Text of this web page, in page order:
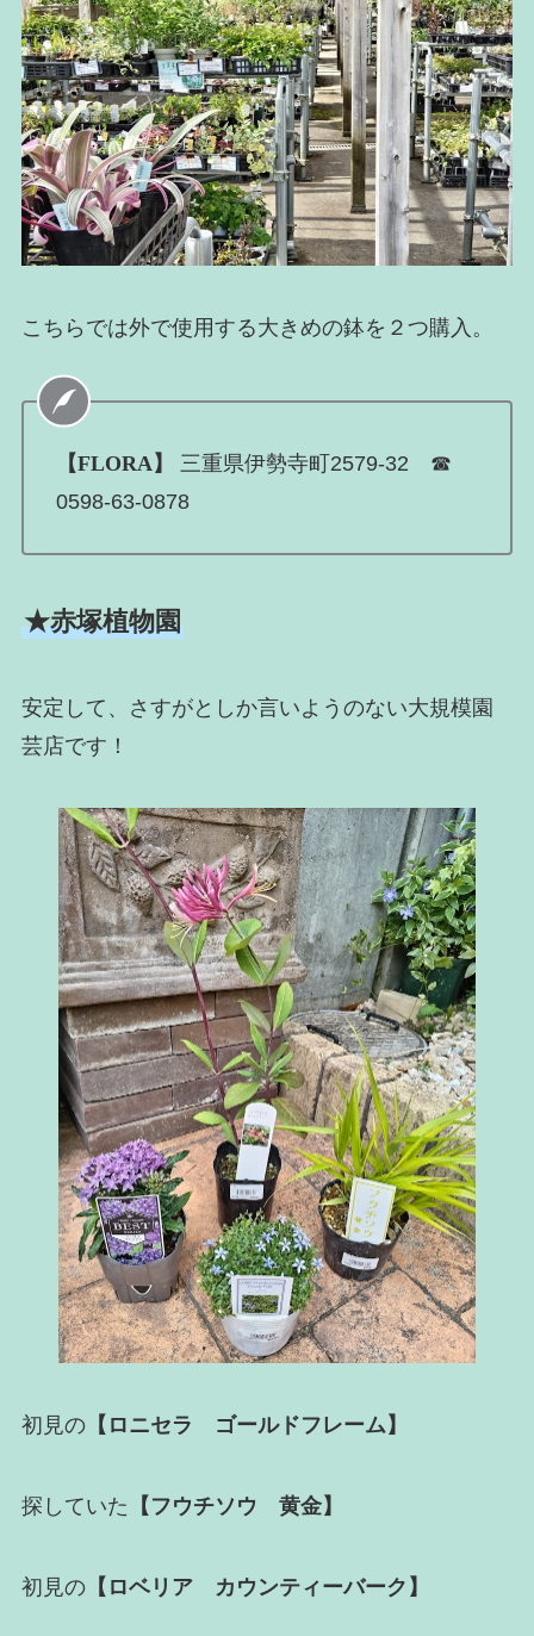
こちらでは外で使用する大きめの鉢を２つ購入。
【FLORA】
三重県伊勢寺町2579-32 ☎
0598-63-0878
★赤塚植物園
安定して、さすがとしか言いようのない大規模園
芸店です！
初見の【ロニセラ ゴールドフレーム】
探していた 【フウチソウ 黄金】
初見の【ロベリア カウンティーバーク】